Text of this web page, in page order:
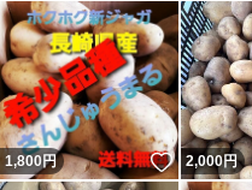
1,800 円 いいね！
2,000円